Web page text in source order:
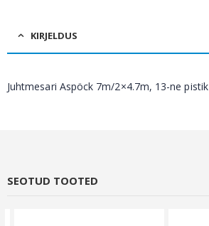
KIRJELDUS
Juhtmesari Aspöck 7m/2×4.7m, 13-ne pistik
SEOTUD TOOTED